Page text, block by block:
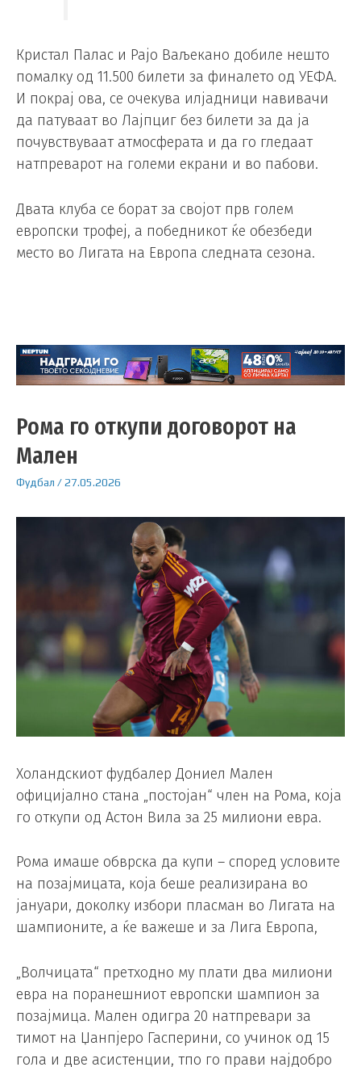
Кристал Палас и Рајо Ваљекано добиле нешто
помалку од 11.500 билети за финалето од УЕФА.
И покрај ова, се очекува илјадници навивачи
да патуваат во Лајпциг без билети за да ја
почувствуваат атмосферата и да го гледаат
натпреварот на големи екрани и во пабови.
Двата клуба се борат за својот прв голем
европски трофеј, а победникот ќе обезбеди
место во Лигата на Европа следната сезона.
Рома го откупи договорот на
Мален
Фудбал /27.05.2026
Холандскиот фудбалер Дониел Мален
официјално стана „постојан“ член на Рома, која
го откупи од Астон Вила за 25 милиони евра.
Рома имаше обврска да купи – според условите
на позајмицата, која беше реализирана во
јануари, доколку избори пласман во Лигата на
шампионите, а ќе важеше и за Лига Европа,
„Волчицата“ претходно му плати два милиони
евра на поранешниот европски шампион за
позајмица. Мален одигра 20 натпревари за
тимот на Џанпјеро Гасперини, со учинок од 15
гола и две асистенции, тпо го прави најдобро